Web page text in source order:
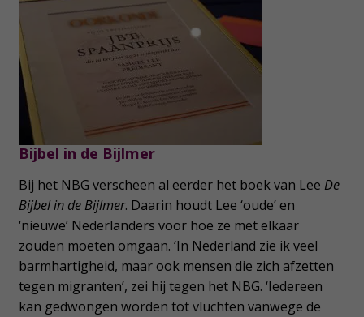
Bijbel in de Bijlmer
Bij het NBG verscheen al eerder het boek van Lee De
Bijbel in de Bijlmer. Daarin houdt Lee ‘oude’ en
‘nieuwe’ Nederlanders voor hoe ze met elkaar
zouden moeten omgaan. ‘In Nederland zie ik veel
barmhartigheid, maar ook mensen die zich afzetten
tegen migranten’, zei hij tegen het NBG. ‘Iedereen
kan gedwongen worden tot vluchten vanwege de